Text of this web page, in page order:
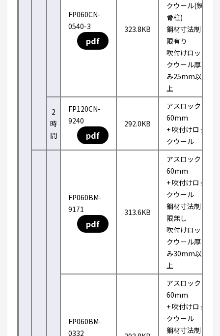
FP060CN-
0540-3
pdf
323.8KB
クウール(鉄
骨柱)
鋼材寸法制
限有り
吹付けロッ
クウール厚
み25mm以
上
2
時
間
FP120CN-
9240
pdf
292.0KB
アスロック
60mm
+ 吹付けロッ
クウール
FP060BM-
9171
pdf
313.6KB
アスロック
60mm
+ 吹付けロッ
クウール
鋼材寸法制
限無し
吹付けロッ
クウール厚
み30mm以
上
FP060BM-
0332
アスロック
60mm
+ 吹付けロッ
クウール
鋼材寸法制